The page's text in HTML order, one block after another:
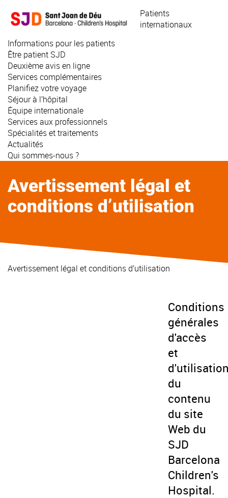
contenu
principal
Patients
internationaux
Informations pour les patients
Être patient SJD
Deuxième avis en ligne
Services complémentaires
Planifiez votre voyage
Séjour à l’hôpital
Équipe internationale
Services aux professionnels
Spécialités et traitements
Actualités
Qui sommes-nous ?
Avertissement légal et
conditions d’utilisation
Avertissement légal et conditions d’utilisation
Conditions
générales
d'accès
et
du
contenu
du site
Web du
SJD
Barcelona
Children's
Hospital.